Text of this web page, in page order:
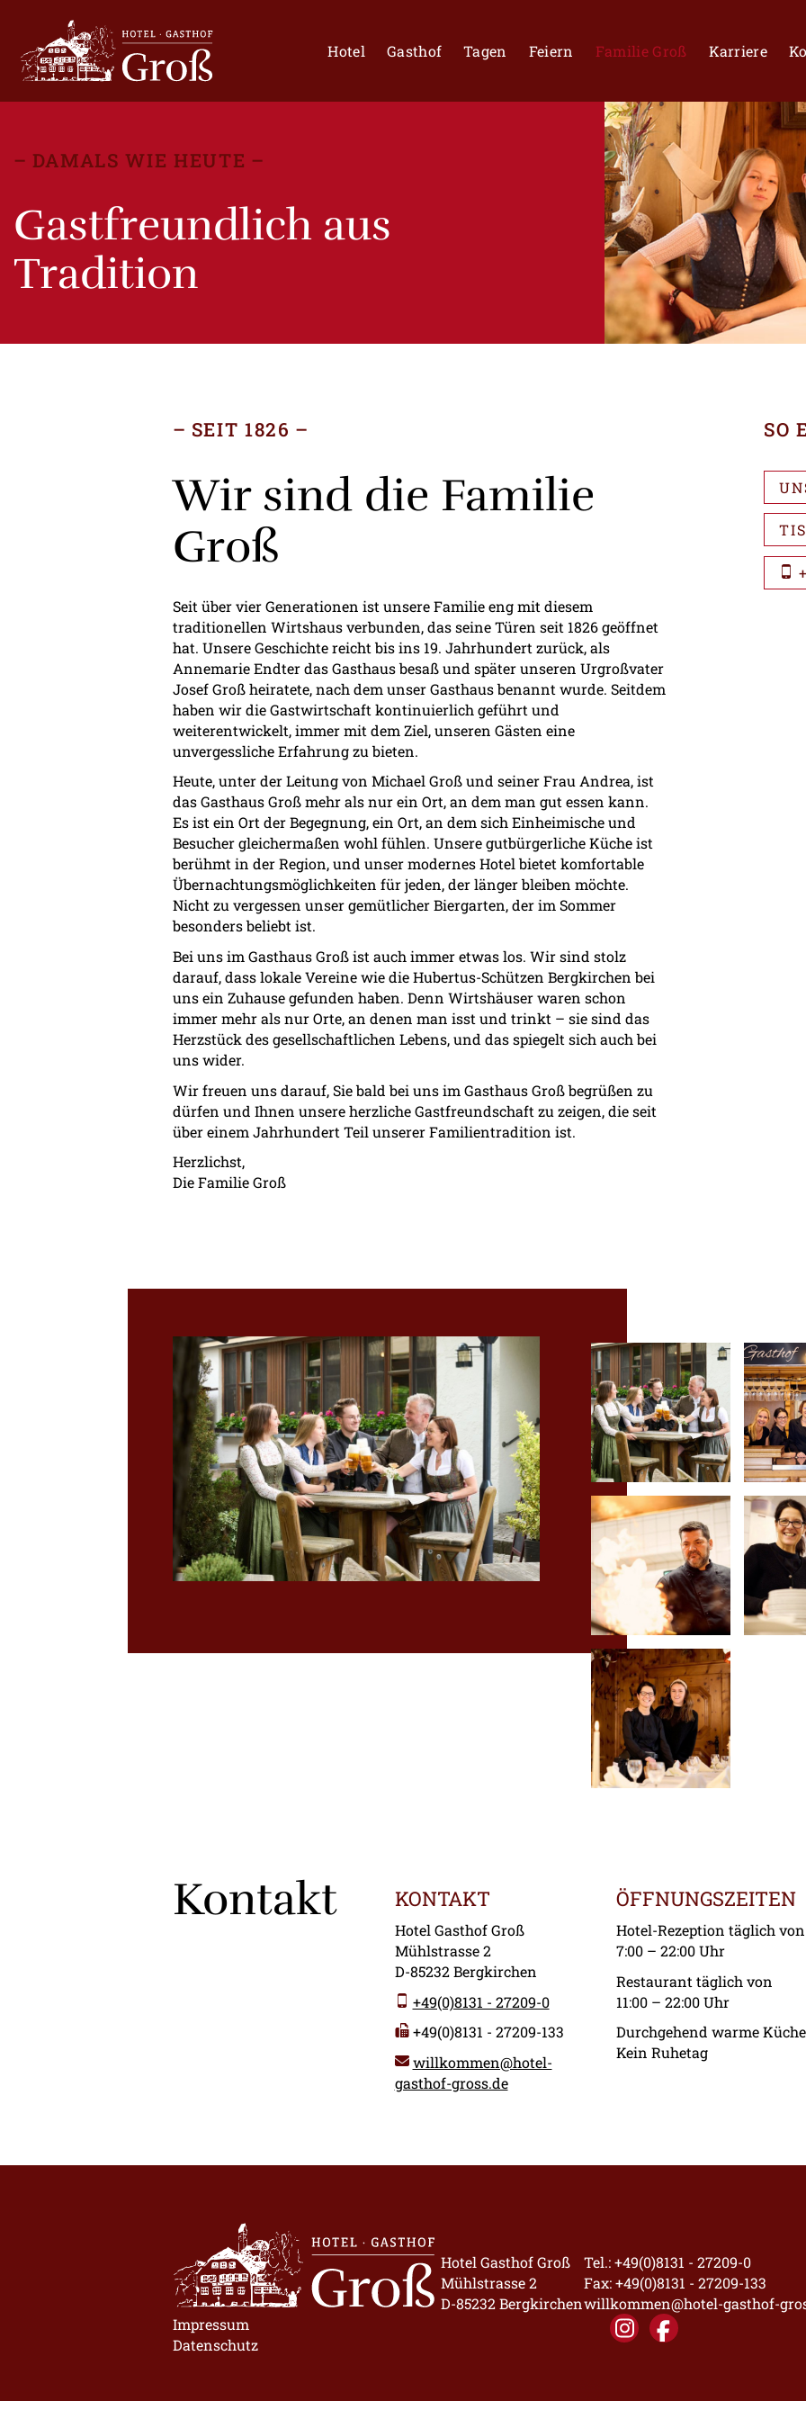
Hotel Gasthof Tagen Feiern Familie Groß Karriere
DAMALS WIE HEUTE
Gastfreundlich aus
Tradition
SEIT 1826
Wir sind die Familie
Groß
Seit über vier Generationen ist unsere Familie eng mit diesem
traditionellen Wirtshaus verbunden, das seine Türen seit 1826 geöffnet
hat. Unsere Geschichte reicht bis ins 19. Jahrhundert zurück, als
Annemarie Endter das Gasthaus besaß und später unseren Urgroßvater
Josef Groß heiratete, nach dem unser Gasthaus benannt wurde. Seitdem
haben wir die Gastwirtschaft kontinuierlich geführt und
weiterentwickelt, immer mit dem Ziel, unseren Gästen eine
unvergessliche Erfahrung zu bieten.
Heute, unter der Leitung von Michael Groß und seiner Frau Andrea, ist
das Gasthaus Groß mehr als nur ein Ort, an dem man gut essen kann.
Es ist ein Ort der Begegnung, ein Ort, an dem sich Einheimische und
Besucher gleichermaßen wohl fühlen. Unsere gutbürgerliche Küche ist
berühmt in der Region, und unser modernes Hotel bietet komfortable
Übernachtungsmöglichkeiten für jeden, der länger bleiben möchte.
Nicht zu vergessen unser gemütlicher Biergarten, der im Sommer
besonders beliebt ist.
Bei uns im Gasthaus Groß ist auch immer etwas los. Wir sind stolz
darauf, dass lokale Vereine wie die Hubertus-Schützen Bergkirchen bei
uns ein Zuhause gefunden haben. Denn Wirtshäuser waren schon
immer mehr als nur Orte, an denen man isst und trinkt – sie sind das
Herzstück des gesellschaftlichen Lebens, und das spiegelt sich auch bei
uns wider.
Wir freuen uns darauf, Sie bald bei uns im Gasthaus Groß begrüßen zu
dürfen und Ihnen unsere herzliche Gastfreundschaft zu zeigen, die seit
über einem Jahrhundert Teil unserer Familientradition ist.
Herzlichst,
Die Familie Groß
SO
Kontakt KONTAKT
Hotel Gasthof Groß
Mühlstrasse 2
D-85232 Bergkirchen
+49(0)8131 - 27209-0
+49(0)8131 - 27209-133
willkommen@hotel-
gasthof-gross.de
ÖFFNUNGSZEITEN
Hotel-Rezeption täglich von
7:00 – 22:00 Uhr
Restaurant täglich von
11:00 – 22:00 Uhr
Durchgehend warme Küche
Kein Ruhetag
Hotel Gasthof Groß
Mühlstrasse 2
D-85232 Bergkirchen
Tel.:+49(0)8131 - 27209-0
Fax: +49(0)8131 - 27209-133
willkommen@hotel-gasthof-
Impressum
Datenschutz